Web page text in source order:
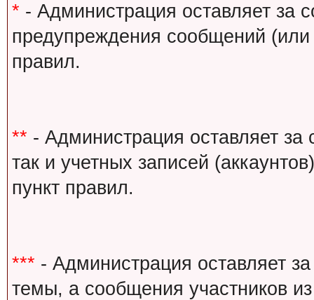
* - Администрация оставляет за
предупреждения сообщений
правил.
** - Администрация оставляет
так и учетных записей
пункт правил.
*** - Администрация оставляет
темы, а сообщения участников